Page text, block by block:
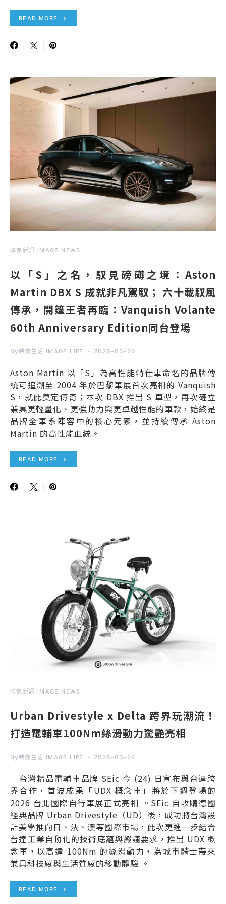
READ MORE
映像新訊 IMAGE NEWS
以「S」之名，馭見磅礡之境：Aston
Martin DBX S 成就非凡駕馭； 六十載馭風
傳承，開篷王者再臨：Vanquish Volante
60th Anniversary Edition同台登場
By 映像生活 IMAGE LIFE 2026-03-25
Aston Martin 以「S」為高性能特仕車命名的品牌傳
統可追溯至 2004 年於巴黎車展首次亮相的 Vanquish
S，就此奠定傳奇；本次 DBX 推出 S 車型，再次確立
兼具更輕量化、更強動力與更卓越性能的車款，始終是
品牌全車系陣容中的核心元素，並持續傳承 Aston
Martin 的高性能血統。
READ MORE
映像新訊 IMAGE NEWS
Urban Drivestyle x Delta 跨界玩潮流！
打造電輔車100Nm絲滑動力驚艷亮相
By 映像生活 IMAGE LIFE 2026-03-24
台灣精品電輔車品牌 SEic 今 (24) 日宣布與台達跨
界合作，首波成果「UDX 概念車」將於下週登場的
2026 台北國際自行車展正式亮相 。SEic 自收購德國
經典品牌 Urban Drivestyle（UD）後，成功將台灣設
計美學推向日、法、澳等國際市場，此次更進一步結合
台達工業自動化的技術底蘊與嚴謹要求，推出 UDX 概
念車，以高達 100Nm 的絲滑動力，為城市騎士帶來
兼具科技感與生活質感的移動體驗 。
READ MORE